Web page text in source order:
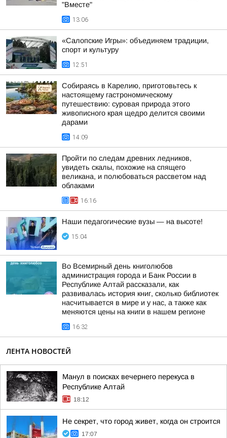
"Вместе"
13:06
«Салопские Игры»: объединяем традиции,
спорт и культуру
12:51
Собираясь в Карелию, приготовьтесь к
настоящему гастрономическому
путешествию: суровая природа этого
живописного края щедро делится своими
дарами
14:09
Пройти по следам древних ледников,
увидеть скалы, похожие на спящего
великана, и полюбоваться рассветом над
облаками
16:16
Наши педагогические вузы — на высоте!
15:04
Во Всемирный день книголюбов
администрация города и Банк России в
Республике Алтай рассказали, как
развивалась история книг, сколько библиотек
насчитывается в мире и у нас, а также как
меняются цены на книги в нашем регионе
16:32
ЛЕНТА НОВОСТЕЙ
Манул в поисках вечернего перекуса в
Республике Алтай
18:12
Не секрет, что город живет, когда он строится
17:07